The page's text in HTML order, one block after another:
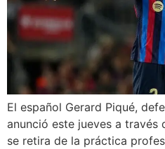
El español Gerard Piqué,
anunció este jueves a través
se retira de la práctica